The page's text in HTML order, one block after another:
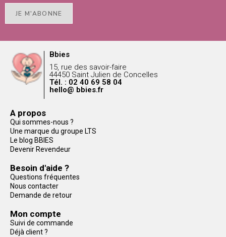
JE M'ABONNE
Bbies
15, rue des savoir-faire
44450 Saint Julien de Concelles
Tél. : 02 40 69 58 04
hello@ bbies.fr
A propos
Qui sommes-nous ?
Une marque du groupe LTS
Le blog BBIES
Devenir Revendeur
Besoin d'aide ?
Questions fréquentes
Nous contacter
Demande de retour
Mon compte
Suivi de commande
Déjà client ?